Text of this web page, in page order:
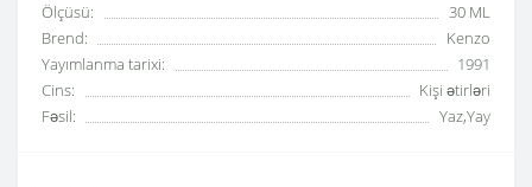
Ölçüsü:
30 ML
Brend:
Kenzo
Yayımlanma tarixi:
1991
Cins:
Kişi ətirləri
Fəsil:
Yaz,Yay